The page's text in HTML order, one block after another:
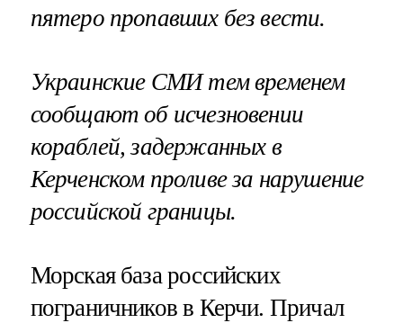
пятеро пропавших без вести.
Украинские СМИ тем временем
сообщают об исчезновении
кораблей, задержанных в
Керченском проливе за нарушение
российской границы.
Морская база российских
пограничников в Керчи. Причал